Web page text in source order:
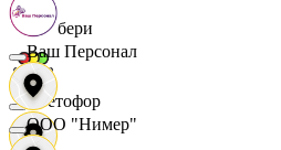
Самбери
Светофор
Ваш Персонал
ООО "Нимер"